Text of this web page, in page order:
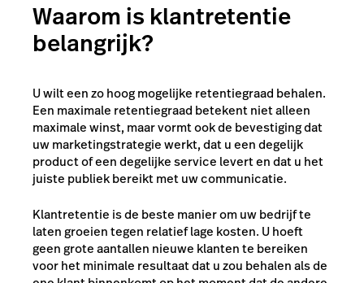
Waarom is klantretentie
belangrijk?
U wilt een zo hoog mogelijke retentiegraad behalen.
Een maximale retentiegraad betekent niet alleen
maximale winst, maar vormt ook de bevestiging dat
uw marketingstrategie werkt, dat u een degelijk
product of een degelijke service levert en dat u het
juiste publiek bereikt met uw communicatie.
Klantretentie is de beste manier om uw bedrijf te
laten groeien tegen relatief lage kosten. U hoeft
geen grote aantallen nieuwe klanten te bereiken
voor het minimale resultaat dat u zou behalen als de